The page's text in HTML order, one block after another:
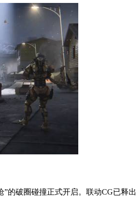
”的破圈碰撞正式开启。联动CG已